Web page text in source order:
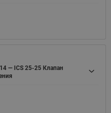
— ICS 25-25 Клапан